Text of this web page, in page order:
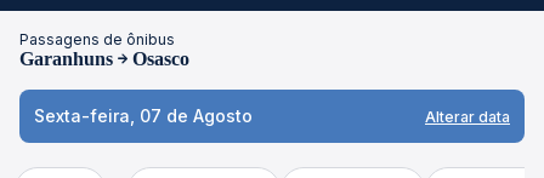
Passagens de ônibus
Garanhuns Osasco
Sexta-feira, 07 de Agosto Alterar data